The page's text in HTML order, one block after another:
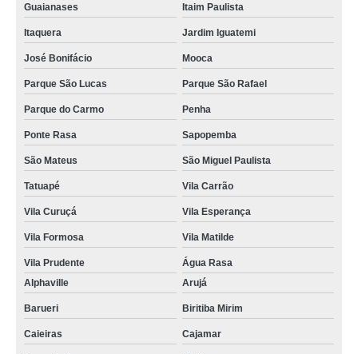
Guaianases Itaim Paulista
Itaquera Jardim Iguatemi
José Bonifácio Mooca
Parque São Lucas Parque São Rafael
Parque do Carmo Penha
Ponte Rasa Sapopemba
São Mateus São Miguel Paulista
Tatuapé Vila Carrão
Vila Curuçá Vila Esperança
Vila Formosa Vila Matilde
Vila Prudente
Água Rasa
Alphaville
Arujá
Barueri Biritiba Mirim
Caieiras Cajamar